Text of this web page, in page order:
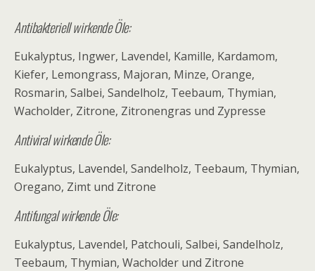
Antibakteriell wirkende Öle:
Eukalyptus, Ingwer, Lavendel, Kamille, Kardamom,
Kiefer, Lemongrass, Majoran, Minze, Orange,
Rosmarin, Salbei, Sandelholz, Teebaum, Thymian,
Wacholder, Zitrone, Zitronengras und Zypresse
Antiviral wirkende Öle:
Eukalyptus, Lavendel, Sandelholz, Teebaum, Thymian,
Oregano, Zimt und Zitrone
Antifungal wirkende Öle:
Eukalyptus, Lavendel, Patchouli, Salbei, Sandelholz,
Teebaum, Thymian, Wacholder und Zitrone